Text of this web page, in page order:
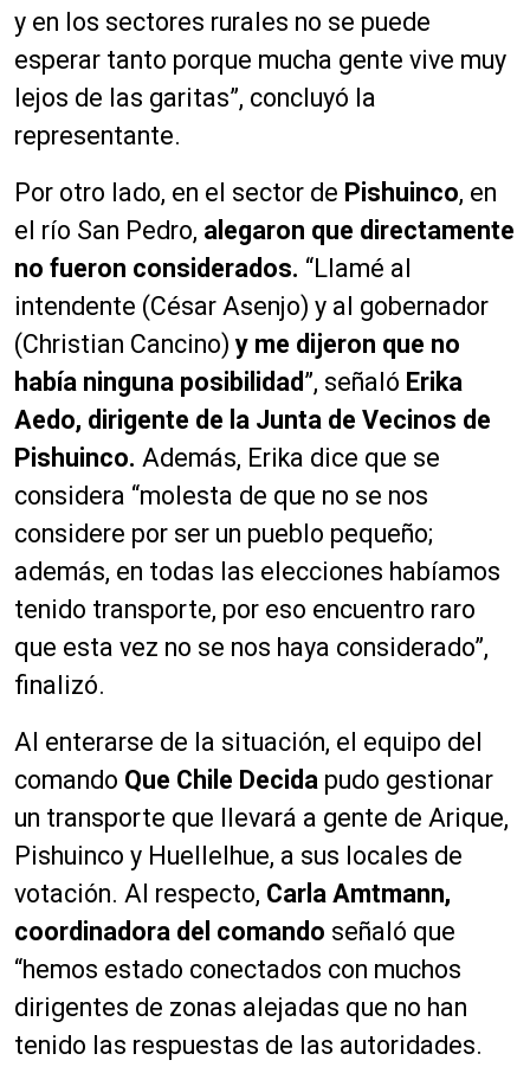
y en los sectores rurales no se puede
esperar tanto porque mucha gente vive muy
lejos de las garitas”, concluyó la
representante.
Por otro lado, en el sector de Pishuinco, en
el río San Pedro, alegaron que directamente
no fueron considerados. “Llamé al
intendente (César Asenjo) y al gobernador
(Christian Cancino) y me dijeron que no
había ninguna posibilidad”, señaló Erika
Aedo, dirigente de la Junta de Vecinos de
Pishuinco. Además, Erika dice que se
considera “molesta de que no se nos
considere por ser un pueblo pequeño;
además, en todas las elecciones habíamos
tenido transporte, por eso encuentro raro
que esta vez no se nos haya considerado”,
finalizó.
Al enterarse de la situación, el equipo del
comando Que Chile Decida pudo gestionar
un transporte que llevará a gente de Arique,
Pishuinco y Huellelhue, a sus locales de
votación. Al respecto, Carla Amtmann,
coordinadora del comando señaló que
“hemos estado conectados con muchos
dirigentes de zonas alejadas que no han
tenido las respuestas de las autoridades.